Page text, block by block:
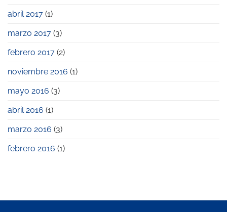
abril 2017 (1)
marzo 2017 (3)
febrero 2017 (2)
noviembre 2016 (1)
mayo 2016 (3)
abril 2016 (1)
marzo 2016 (3)
febrero 2016 (1)